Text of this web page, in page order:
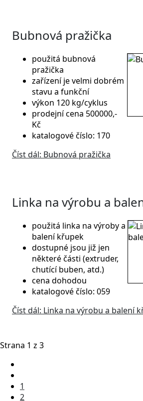
Bubnová pražička
použitá bubnová
pražička
zařízení je velmi dobrém
stavu a funkční
výkon 120 kg/cyklus
prodejní cena 500000,-
Kč
katalogové číslo: 170
Číst dál: Bubnová pražička
Linka na výrobu a
použitá linka na výroby a
balení křupek
dostupné jsou již jen
některé části (extruder,
chutící buben, atd.)
cena dohodou
katalogové číslo: 059
Číst dál: Linka na výrobu a balení
Strana 1 z 3
1
2